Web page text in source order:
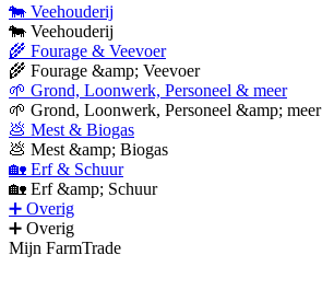
🐄 Veehouderij
🐄 Veehouderij
🌾 Fourage & Veevoer
🌾 Fourage &amp; Veevoer
🌱 Grond, Loonwerk, Personeel & meer
🌱 Grond, Loonwerk, Personeel &amp; meer
💩 Mest & Biogas
💩 Mest &amp; Biogas
🏡 Erf & Schuur
🏡 Erf &amp; Schuur
➕ Overig
➕ Overig
Mijn FarmTrade